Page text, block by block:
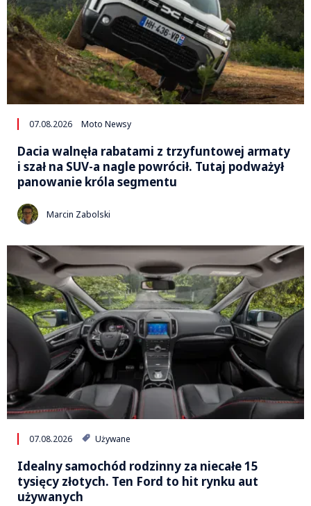
07.08.2026 Moto Newsy
Dacia walnęła rabatami z trzyfuntowej armaty
i szał na SUV-a nagle powrócił. Tutaj podważył
panowanie króla segmentu
Marcin Zabolski
07.08.2026 Używane
Idealny samochód rodzinny za niecałe 15
tysięcy złotych. Ten Ford to hit rynku aut
używanych